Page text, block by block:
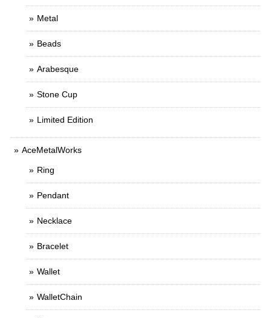
Metal
Beads
Arabesque
Stone Cup
Limited Edition
AceMetalWorks
Ring
Pendant
Necklace
Bracelet
Wallet
WalletChain